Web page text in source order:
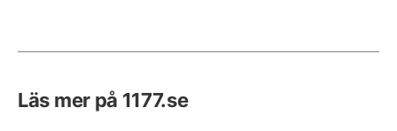
Läs mer på 1177.se